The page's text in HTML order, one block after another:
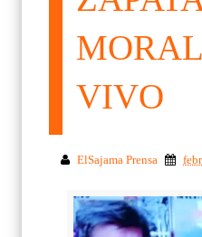
VIVO
ElSajama Prensa